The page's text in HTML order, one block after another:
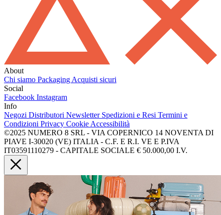
About
Chi siamo Packaging Acquisti sicuri
Social
Facebook Instagram
Info
Negozi Distributori Newsletter Spedizioni e Resi Termini e
Condizioni Privacy Cookie Accessibilità
©2025 NUMERO 8 SRL - VIA COPERNICO 14 NOVENTA DI
PIAVE I-30020 (VE) ITALIA - C.F. E R.I. VE E P.IVA
IT03591110279 - CAPITALE SOCIALE € 50.000,00 I.V.